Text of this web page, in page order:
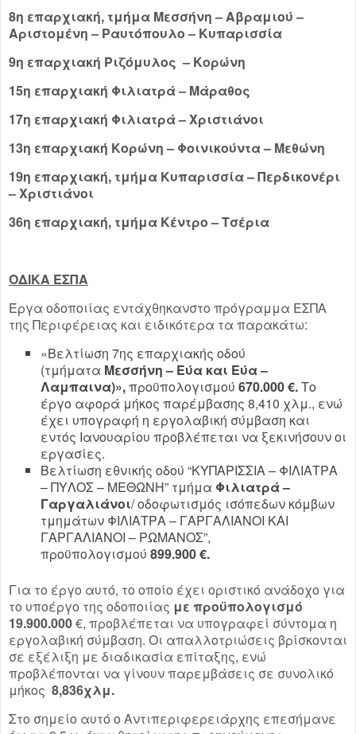
8η επαρχιακή, τμήμα Μεσσήνη – Αβραμιού –
Αριστομένη – Ραυτόπουλο – Κυπαρισσία
9η επαρχιακή Ριζόμυλος – Κορώνη
15η επαρχιακή Φιλιατρά – Μάραθος
17η επαρχιακή Φιλιατρά – Χριστιάνοι
13η επαρχιακή Κορώνη – Φοινικούντα – Μεθώνη
19η επαρχιακή, τμήμα Κυπαρισσία – Περδικονέρι
– Χριστιάνοι
36η επαρχιακή, τμήμα Κέντρο – Τσέρια
ΟΔΙΚΑ ΕΣΠΑ
Έργα οδοποιίας εντάχθηκανστο πρόγραμμα ΕΣΠΑ
της Περιφέρειας και ειδικότερα τα παρακάτω:
«Βελτίωση 7ης επαρχιακής οδού
(τμήματα Μεσσήνη – Εύα και Εύα –
Λαμπαινα)»,προϋπολογισμού 670.000 €.Το
έργο αφορά μήκος παρέμβασης 8,410 χλμ., ενώ
έχει υπογραφή η εργολαβική σύμβαση και
εντός Ιανουαρίου προβλέπεται να ξεκινήσουν οι
εργασίες.
Βελτίωση εθνικής οδού “ΚΥΠΑΡΙΣΣΙΑ – ΦΙΛΙΑΤΡΑ
– ΠΥΛΟΣ – ΜΕΘΩΝΗ” τμήμα Φιλιατρά –
Γαργαλιάνοι/ οδοφωτισμός ισόπεδων κόμβων
τμημάτων ΦΙΛΙΑΤΡΑ – ΓΑΡΓΑΛΙΑΝΟΙ ΚΑΙ
ΓΑΡΓΑΛΙΑΝΟΙ – ΡΩΜΑΝΟΣ”,
προϋπολογισμού 899.900 €.
Για το έργο αυτό, το οποίο έχει οριστικό ανάδοχο για
το υποέργο της οδοποιίας με προϋπολογισμό
19.900.000€, προβλέπεται να υπογραφεί σύντομα η
εργολαβική σύμβαση. Οι απαλλοτριώσεις βρίσκονται
σε εξέλιξη με διαδικασία επίταξης, ενώ
προβλέπονται να γίνουν παρεμβάσεις σε συνολικό
μήκος 8,836χλμ.
Στο σημείο αυτό ο Αντιπεριφερειάρχης επεσήμανε